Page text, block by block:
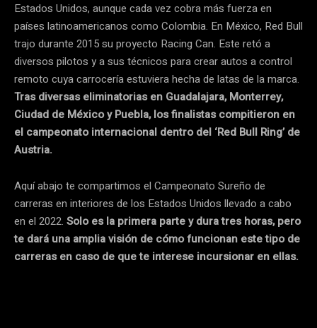
Estados Unidos, aunque cada vez cobra más fuerza en
países latinoamericanos como Colombia. En México, Red Bull
trajo durante 2015 su proyecto Racing Can. Este retó a
diversos pilotos y a sus técnicos para crear autos a control
remoto cuya carrocería estuviera hecha de latas de la marca.
Tras diversas eliminatorias en Guadalajara, Monterrey,
Ciudad de México y Puebla, los finalistas compitieron en
el campeonato internacional dentro del ‘Red Bull Ring’ de
Austria.
Aquí abajo te compartimos el Campeonato Sureño de
carreras en interiores de los Estados Unidos llevado a cabo
en el 2022. Solo es la primera parte y dura tres horas, pero
te dará una amplia visión de cómo funcionan este tipo de
carreras en caso de que te interese incursionar en ellas.